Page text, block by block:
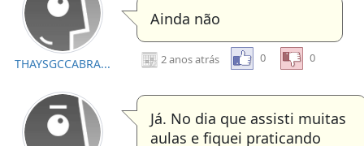
THAYSGCCABRA...
Ainda não
2 anos atrás 0 0
Já. No dia que assisti muitas
aulas e fiquei praticando